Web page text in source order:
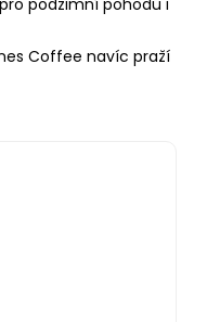
Coffee navíc praží